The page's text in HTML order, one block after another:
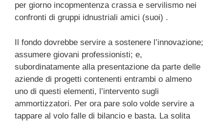
per giorno incopmentenza crassa e servilismo nei
confronti di gruppi idnustriali amici (suoi) .
Il fondo dovrebbe servire a sostenere l’innovazione;
assumere giovani professionisti; e,
subordinatamente alla presentazione da parte delle
aziende di progetti contenenti entrambi o almeno
uno di questi elementi, l’intervento sugli
ammortizzatori. Per ora pare solo volde servire a
tappare al volo falle di bilancio e basta. La solita